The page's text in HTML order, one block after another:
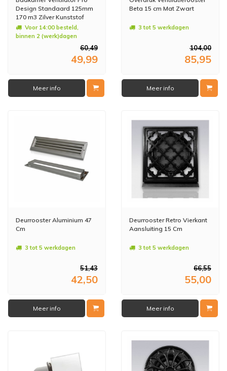
Design Standaard 125mm
170 m3 Zilver Kunststof
Voor 14:00 besteld,
binnen 2 (werk)dagen
60,49
49,99
Meer info
Beta 15 cm Mat Zwart
3 tot 5 werkdagen
104,00
85,95
Meer info
Deurrooster Aluminium 47
Cm
3 tot 5 werkdagen
51,43
42,50
Meer info
Deurrooster Retro Vierkant
Aansluiting 15 Cm
3 tot 5 werkdagen
66,55
55,00
Meer info